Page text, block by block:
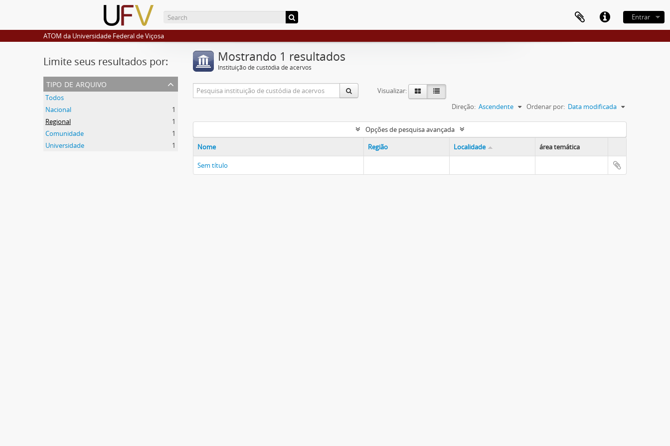
Entrar
ATOM da Universidade Federal de Viçosa
Limite seus resultados por:
tipo de arquivo
Todos
Nacional
1
Regional
1
Comunidade
1
Universidade
1
Mostrando 1 resultados
Instituição de custódia de acervos
Visualizar:
Ordenar por: Data modificada
Direção: Ascendente
Opções de pesquisa avançada
Nome
Região Localidade área temática
Sem título